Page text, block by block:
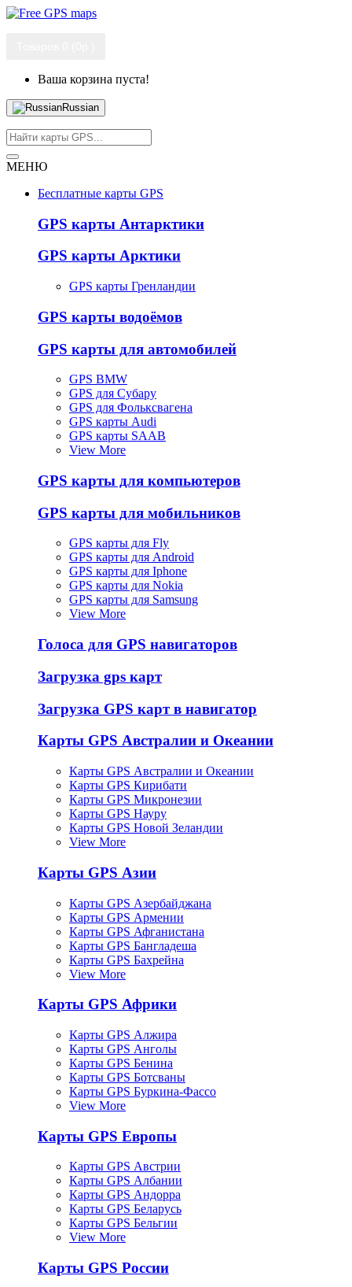
Ваша корзина пуста!
Russian
МЕНЮ
Бесплатные карты GPS
GPS карты Антарктики
GPS карты Арктики
GPS карты Гренландии
GPS карты водоёмов
GPS карты для автомобилей
GPS BMW
GPS для Субару
GPS для Фольксвагена
GPS карты Audi
GPS карты SAAB
View More
GPS карты для компьютеров
GPS карты для мобильников
GPS карты для Fly
GPS карты для Android
GPS карты для Iphone
GPS карты для Nokia
GPS карты для Samsung
View More
Голоса для GPS навигаторов
Загрузка gps карт
Загрузка GPS карт в навигатор
Карты GPS Австралии и Океании
Карты GPS Австралии и Океании
Карты GPS Кирибати
Карты GPS Микронезии
Карты GPS Науру
Карты GPS Новой Зеландии
View More
Карты GPS Азии
Карты GPS Азербайджана
Карты GPS Армении
Карты GPS Афганистана
Карты GPS Бангладеша
Карты GPS Бахрейна
View More
Карты GPS Африки
Карты GPS Алжира
Карты GPS Анголы
Карты GPS Бенина
Карты GPS Ботсваны
Карты GPS Буркина-Фассо
View More
Карты GPS Европы
Карты GPS Австрии
Карты GPS Албании
Карты GPS Андорра
Карты GPS Беларусь
Карты GPS Бельгии
View More
Карты GPS России